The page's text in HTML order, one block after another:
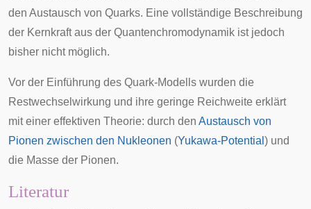
den Austausch von Quarks. Eine vollständige Beschreibung
der Kernkraft aus der Quantenchromodynamik ist jedoch
bisher nicht möglich.
Vor der Einführung des Quark-Modells wurden die
Restwechselwirkung und ihre geringe Reichweite erklärt
mit einer effektiven Theorie: durch den Austausch von
Pionen zwischen den Nukleonen (Yukawa-Potential ) und
die Masse der Pionen.
Literatur